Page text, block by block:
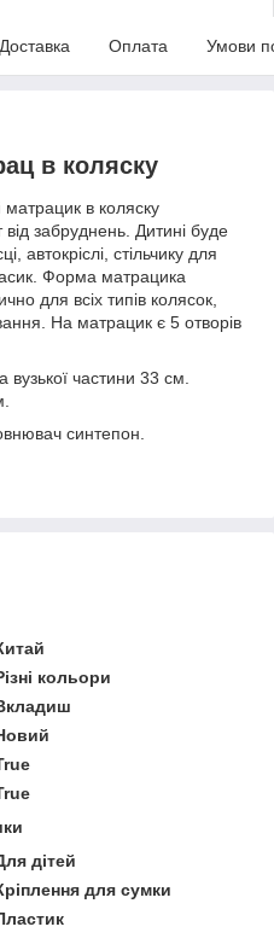
Доставка Оплата Умови
в коляску
в коляску
забруднень. Дитині буде
автокріслі, стільчику для
Форма матрацика
для всіх типів колясок,
На матрацик є 5 отворів
частини 33 см.
синтепон.
кольори
дітей
для сумки